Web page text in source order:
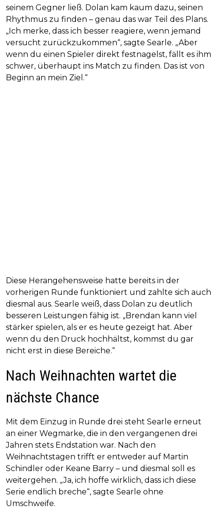
seinem Gegner ließ. Dolan kam kaum dazu, seinen
Rhythmus zu finden – genau das war Teil des Plans.
„Ich merke, dass ich besser reagiere, wenn jemand
versucht zurückzukommen“, sagte Searle. „Aber
wenn du einen Spieler direkt festnagelst, fällt es ihm
schwer, überhaupt ins Match zu finden. Das ist von
Beginn an mein Ziel.“
Diese Herangehensweise hatte bereits in der
vorherigen Runde funktioniert und zahlte sich auch
diesmal aus. Searle weiß, dass Dolan zu deutlich
besseren Leistungen fähig ist. „Brendan kann viel
stärker spielen, als er es heute gezeigt hat. Aber
wenn du den Druck hochhältst, kommst du gar
nicht erst in diese Bereiche.“
Nach Weihnachten wartet die
nächste Chance
Mit dem Einzug in Runde drei steht Searle erneut
an einer Wegmarke, die in den vergangenen drei
Jahren stets Endstation war. Nach den
Weihnachtstagen trifft er entweder auf Martin
Schindler oder Keane Barry – und diesmal soll es
weitergehen. „Ja, ich hoffe wirklich, dass ich diese
Serie endlich breche“, sagte Searle ohne
Umschweife.